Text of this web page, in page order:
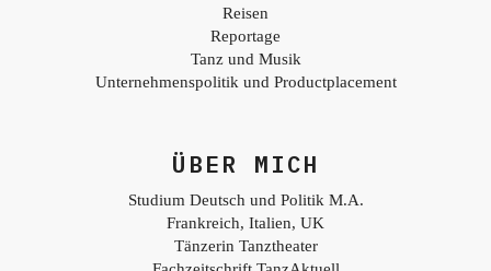
Reisen
Reportage
Tanz und Musik
Unternehmenspolitik und Productplacement
ÜBER MICH
Studium Deutsch und Politik M.A.
Frankreich, Italien, UK
Tänzerin Tanztheater